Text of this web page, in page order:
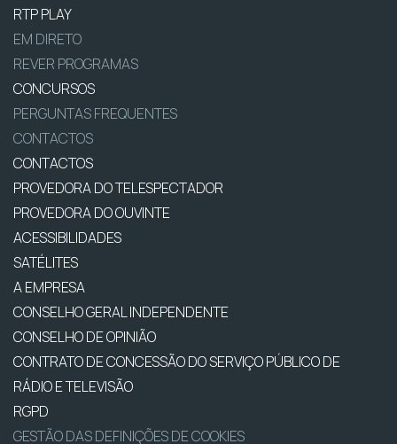
RTP PLAY
EM DIRETO
REVER PROGRAMAS
CONCURSOS
PERGUNTAS FREQUENTES
CONTACTOS
CONTACTOS
PROVEDORA DO TELESPECTADOR
PROVEDORA DO OUVINTE
ACESSIBILIDADES
SATÉLITES
A EMPRESA
CONSELHO GERAL INDEPENDENTE
CONSELHO DE OPINIÃO
CONTRATO DE CONCESSÃO DO SERVIÇO PÚBLICO DE
RÁDIO E TELEVISÃO
RGPD
GESTÃO DAS DEFINIÇÕES DE COOKIES